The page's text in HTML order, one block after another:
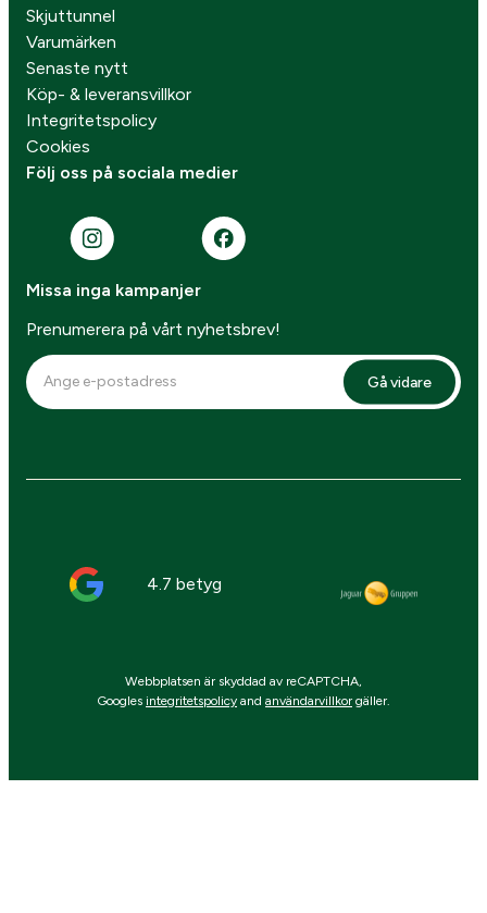
Skjuttunnel
Varumärken
Senaste nytt
Köp- & leveransvillkor
Integritetspolicy
Cookies
Följ oss på sociala medier
Missa inga kampanjer
Prenumerera på vårt nyhetsbrev!
Gå vidare
4.7 betyg
Webbplatsen är skyddad av reCAPTCHA,
Googles integritetspolicy and användarvillkor gäller.